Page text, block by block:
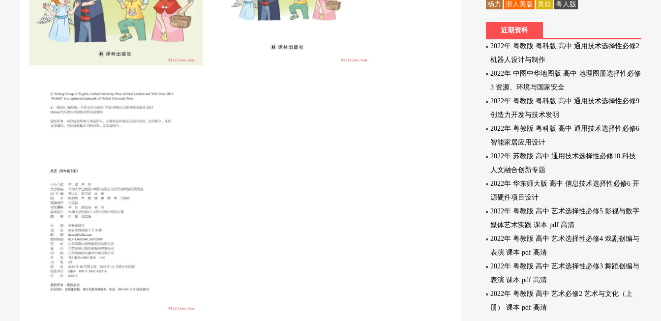
杨力
浙人美版 吴欣 粤人版
近期资料
2022年 粤教版 粤科版 高中 通用技术选择性必修2
机器人设计与制作
2022年 中图中华地图版 高中 地理图册选择性必修
3 资源、环境与国家安全
2022年 粤教版 粤科版 高中 通用技术选择性必修9
创造力开发与技术发明
2022年 粤教版 粤科版 高中 通用技术选择性必修6
智能家居应用设计
2022年 苏教版 高中 通用技术选择性必修10 科技
人文融合创新专题
2022年 华东师大版 高中 信息技术选择性必修6 开
源硬件项目设计
2022年 粤教版 高中 艺术选择性必修5 影视与数字
媒体艺术实践 课本 pdf 高清
2022年 粤教版 高中 艺术选择性必修4 戏剧创编与
表演 课本 pdf 高清
2022年 粤教版 高中 艺术选择性必修3 舞蹈创编与
表演 课本 pdf 高清
2022年 粤教版 高中 艺术必修2 艺术与文化（上
册） 课本 pdf 高清